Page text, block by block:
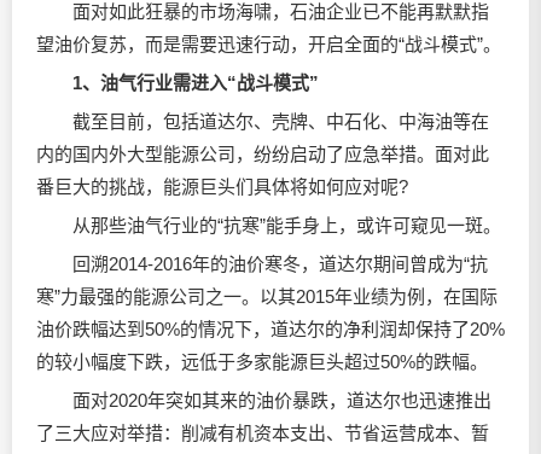
面对如此狂暴的市场海啸，石油企业已不能再默默指
望油价复苏，而是需要迅速行动，开启全面的“战斗模式”。
1、油气行业需进入“战斗模式”
截至目前，包括道达尔、壳牌、中石化、中海油等在
内的国内外大型能源公司，纷纷启动了应急举措。面对此
番巨大的挑战，能源巨头们具体将如何应对呢?
从那些油气行业的“抗寒”能手身上，或许可窥见一斑。
回溯2014-2016年的油价寒冬，道达尔期间曾成为“抗
寒”力最强的能源公司之一。以其2015年业绩为例，在国际
油价跌幅达到50%的情况下，道达尔的净利润却保持了20%
的较小幅度下跌，远低于多家能源巨头超过50%的跌幅。
面对2020年突如其来的油价暴跌，道达尔也迅速推出
了三大应对举措：削减有机资本支出、节省运营成本、暂